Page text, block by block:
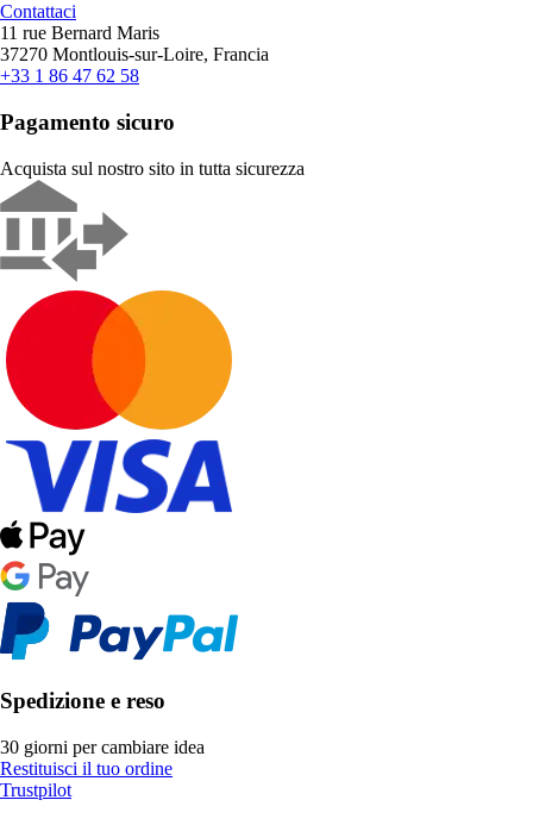
Contattaci
11 rue Bernard Maris
37270 Montlouis-sur-Loire, Francia
+33 1 86 47 62 58
Pagamento sicuro
Acquista sul nostro sito in tutta sicurezza
Spedizione e reso
30 giorni per cambiare idea
Restituisci il tuo ordine
Trustpilot